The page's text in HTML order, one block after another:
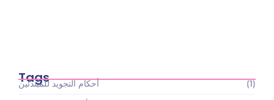
Tags
أحكام التجويد للمبتدئين
(1)